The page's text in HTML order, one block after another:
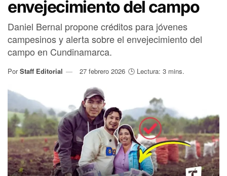
envejecimiento del campo
Daniel Bernal propone créditos para jóvenes
campesinos y alerta sobre el envejecimiento del
campo en Cundinamarca.
Por Staff Editorial 27 febrero 2026 🕒 Lectura: 3 mins.